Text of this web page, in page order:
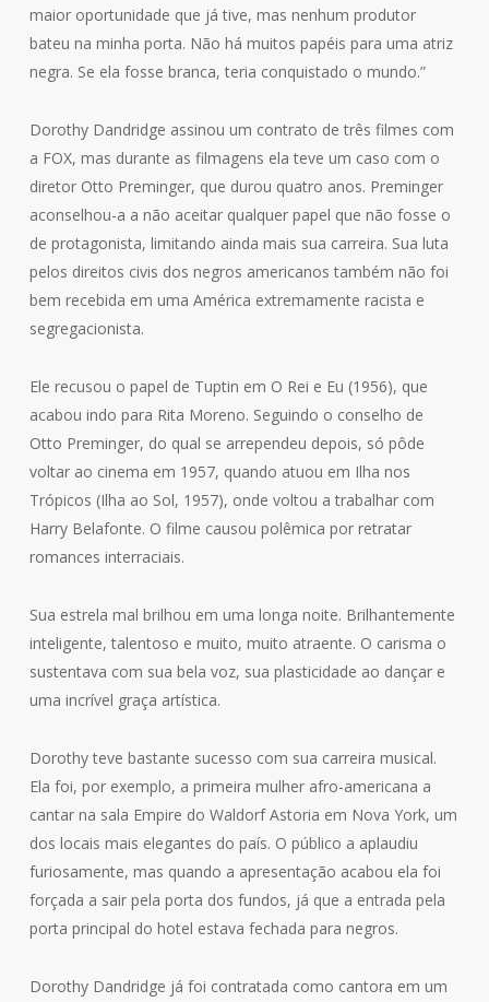
maior oportunidade que já tive, mas nenhum produtor
bateu na minha porta. Não há muitos papéis para uma atriz
negra. Se ela fosse branca, teria conquistado o mundo.”
Dorothy Dandridge assinou um contrato de três filmes com
a FOX, mas durante as filmagens ela teve um caso com o
diretor Otto Preminger, que durou quatro anos. Preminger
aconselhou-a a não aceitar qualquer papel que não fosse o
de protagonista, limitando ainda mais sua carreira. Sua luta
pelos direitos civis dos negros americanos também não foi
bem recebida em uma América extremamente racista e
segregacionista.
Ele recusou o papel de Tuptin em O Rei e Eu (1956), que
acabou indo para Rita Moreno. Seguindo o conselho de
Otto Preminger, do qual se arrependeu depois, só pôde
voltar ao cinema em 1957, quando atuou em Ilha nos
Trópicos (Ilha ao Sol, 1957), onde voltou a trabalhar com
Harry Belafonte. O filme causou polêmica por retratar
romances interraciais.
Sua estrela mal brilhou em uma longa noite. Brilhantemente
inteligente, talentoso e muito, muito atraente. O carisma o
sustentava com sua bela voz, sua plasticidade ao dançar e
uma incrível graça artística.
Dorothy teve bastante sucesso com sua carreira musical.
Ela foi, por exemplo, a primeira mulher afro-americana a
cantar na sala Empire do Waldorf Astoria em Nova York, um
dos locais mais elegantes do país. O público a aplaudiu
furiosamente, mas quando a apresentação acabou ela foi
forçada a sair pela porta dos fundos, já que a entrada pela
porta principal do hotel estava fechada para negros.
Dorothy Dandridge já foi contratada como cantora em um